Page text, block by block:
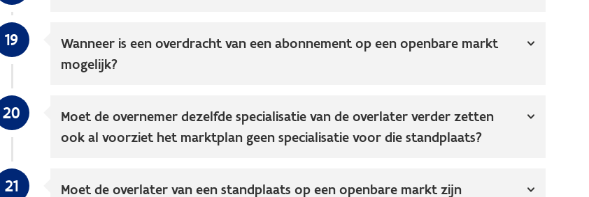
19
Wanneer is een overdracht van een abonnement op een openbare markt
mogelijk?
20
Moet de overnemer dezelfde specialisatie van de overlater verder zetten
ook al voorziet het marktplan geen specialisatie voor die standplaats?
21 Moet de overlater van een standplaats op een openbare markt zijn